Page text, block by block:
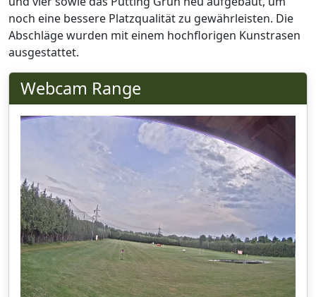
noch eine bessere Platzqualität zu gewährleisten. Die
Abschläge wurden mit einem hochflorigen Kunstrasen
ausgestattet.
Webcam Range